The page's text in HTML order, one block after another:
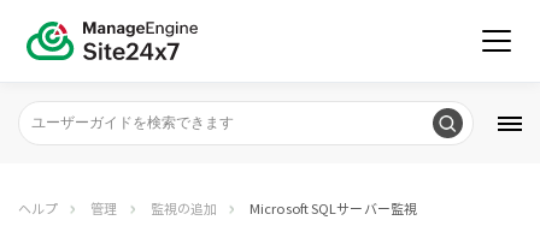
ヘルプ 管理 監視の追加 Microsoft SQLサーバー監視